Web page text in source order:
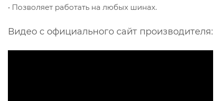
• Позволяет работать на любых шинах.
Видео с официального сайт производителя: